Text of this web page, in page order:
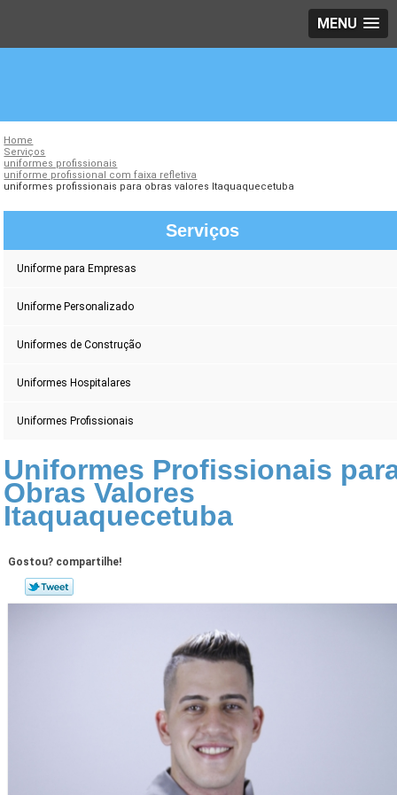
MENU
Home
Serviços
uniformes profissionais
uniforme profissional com faixa refletiva
uniformes profissionais para obras valores Itaquaquecetuba
Serviços
Uniforme para Empresas
Uniforme Personalizado
Uniformes de Construção
Uniformes Hospitalares
Uniformes Profissionais
Uniformes Profissionais
Obras Valores
Itaquaquecetuba
Gostou? compartilhe!